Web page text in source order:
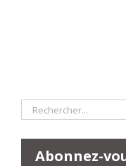
Rechercher:
Abonnez-